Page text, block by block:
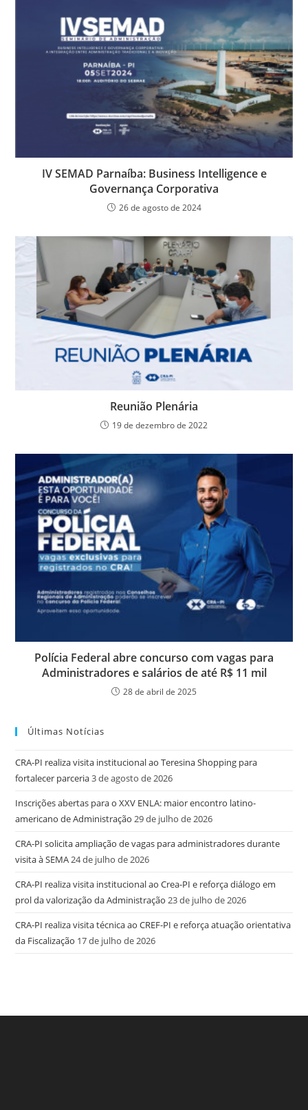
IV SEMAD Parnaíba: Business Intelligence e
Governança Corporativa
26 de agosto de 2024
Reunião Plenária
19 de dezembro de 2022
Polícia Federal abre concurso com vagas para
Administradores e salários de até R$ 11 mil
28 de abril de 2025
Últimas Notícias
CRA-PI realiza visita institucional ao Teresina Shopping para
fortalecer parceria3 de agosto de 2026
Inscrições abertas para o XXV ENLA: maior encontro latino-
americano de Administração 29 de julho de 2026
CRA-PI solicita ampliação de vagas para administradores durante
visita à SEMA24 de julho de 2026
CRA-PI realiza visita institucional ao Crea-PI e reforça diálogo em
prol da valorização da Administração 23 de julho de 2026
CRA-PI realiza visita técnica ao CREF-PI e reforça atuação orientativa
da Fiscalização 17 de julho de 2026